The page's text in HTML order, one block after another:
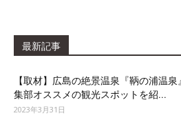
最新記事
【取材】広島の絶景温泉『鞆の浦温泉
集部オススメの観光スポットを紹...
2023年3月31日